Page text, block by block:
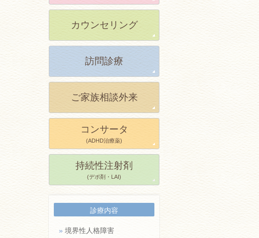
カウンセリング
訪問診療
ご家族相談外来
コンサータ
(ADHD治療薬)
持続性注射剤
(デポ剤・LAI)
診療内容
» 境界性人格障害